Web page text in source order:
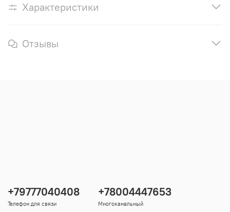
Характеристики
Отзывы
+79777040408
Телефон для связи
+78004447653
Многоканальный